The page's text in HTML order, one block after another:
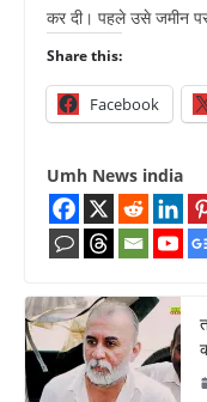
कर दी। पहले उसे जमीन
Share this:
Facebook
Umh News india